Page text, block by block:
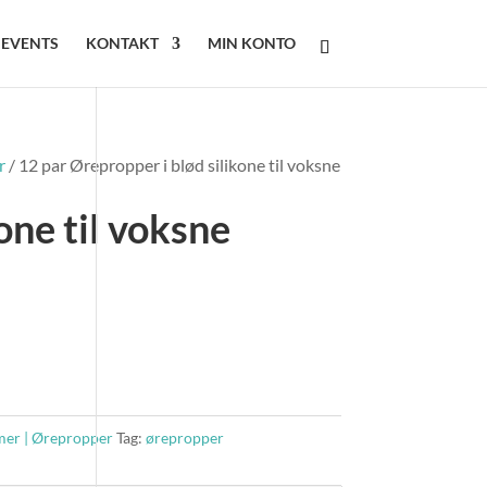
KONTAKT MIN KONTO
/ 12 par Ørepropper i blød silikone til voksne
til voksne
| ØrepropperTag: ørepropper